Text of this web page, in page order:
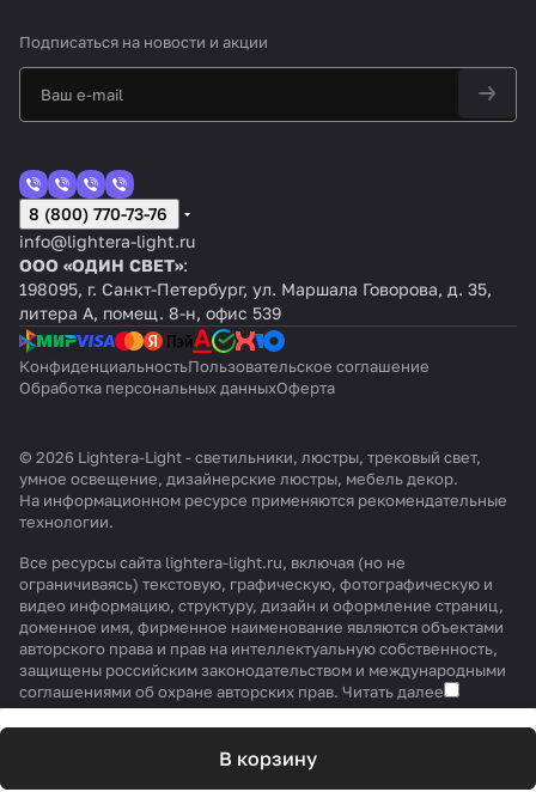
В корзину
Подписаться на новости и акции
8 (800) 770-73-76
info@lightera-light.ru
ООО «ОДИН СВЕТ»:
198095, г. Санкт-Петербург, ул. Маршала Говорова, д. 35,
литера А, помещ. 8-н, офис 539
КонфиденциальностьПользовательское соглашение
Обработка персональных данныхОферта
© 2026 Lightera-Light - светильники, люстры, трековый свет,
умное освещение, дизайнерские люстры, мебель декор.
На информационном ресурсе применяются рекомендательные
технологии.
Все ресурсы сайта lightera-light.ru, включая (но не
ограничиваясь) текстовую, графическую, фотографическую и
видео информацию, структуру, дизайн и оформление страниц,
доменное имя, фирменное наименование являются объектами
авторского права и прав на интеллектуальную собственность,
защищены российским законодательством и международными
соглашениями об охране авторских прав. Читать далее